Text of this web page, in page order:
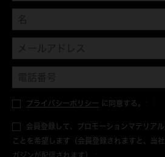
プライバシーポリシー に同意する。 *
会員登録して、プロモーションマテリア
ことを希望します（会員登録されますと、当